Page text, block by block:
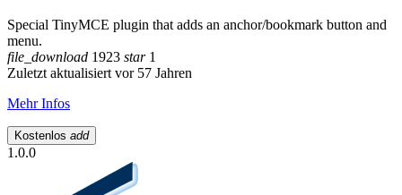
Special TinyMCE plugin that adds an anchor/bookmark button and
menu.
file_download 1923 star1
Zuletzt aktualisiert vor 57 Jahren
Mehr Infos
Kostenlos add
1.0.0